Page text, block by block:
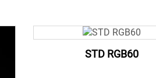
STD RGB60